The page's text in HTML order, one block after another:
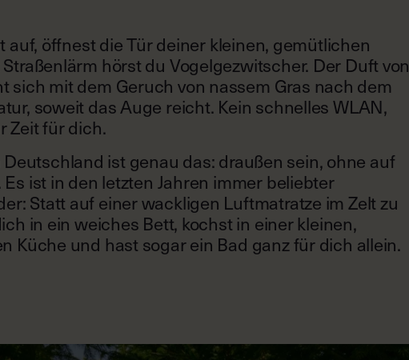
auf, öffnest die Tür deiner kleinen, gemütlichen
hörst du Vogelgezwitscher. Der Duft von
sich mit dem Geruch von nassem Gras nach dem
soweit das Auge reicht. Kein schnelles WLAN,
Zeit für dich.
ist genau das: draußen sein, ohne auf
ist in den letzten Jahren immer beliebter
Statt auf einer wackligen Luftmatratze im Zelt zu
in ein weiches Bett, kochst in einer kleinen,
Küche und hast sogar ein Bad ganz für dich allein.